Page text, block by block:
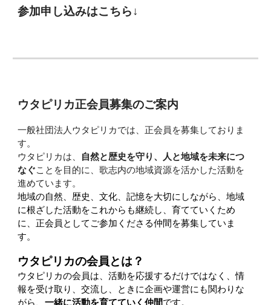
参加申し込みはこちら↓
ウタピリカ正会員募集のご案内
一般社団法人ウタピリカでは、正会員を募集しておりま
す。
ウタピリカは、 自然と歴史を守り、人と地域を未来につ
なぐことを目的に、歌志内の地域資源を活かした活動を
進めています。
地域の自然、歴史、文化、記憶を大切にしながら、地域
に根ざした活動をこれからも継続し、育てていくため
に、正会員としてご参加くださる仲間を募集していま
す。
ウタピリカの会員とは？
ウタピリカの会員は、活動を応援するだけではなく、情
報を受け取り、交流し、ときに企画や運営にも関わりな
がら、一緒に活動を育てていく仲間です。